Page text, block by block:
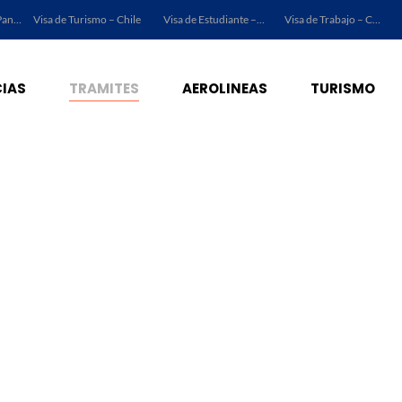
Visa de Turismo – Panamá Visa de Turismo – Chile Visa de Estudiante – Chile Visa de Trabajo – Chile
TRAMITES AEROLINEAS TURISMO